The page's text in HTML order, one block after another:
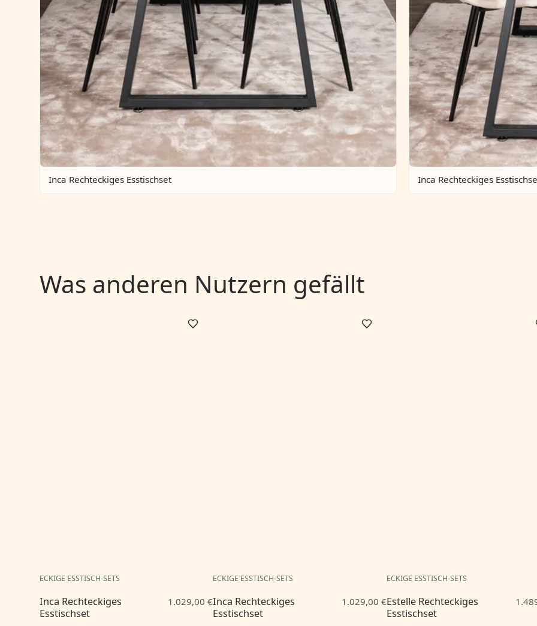
Inca Rechteckiges Esstischset Inca Rechteckiges
Was anderen Nutzern gefällt
ECKIGE ESSTISCH-SETS
Inca Rechteckiges
Esstischset
1.029,00 €
ECKIGE ESSTISCH-SETS
Inca Rechteckiges
Esstischset
1.029,00 €
ECKIGE ESSTISCH-SETS
Estelle Rechteckiges
Esstischset